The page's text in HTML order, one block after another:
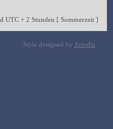
UTC + 2 Stunden [ Sommerzeit ]
Style designed by Artodia